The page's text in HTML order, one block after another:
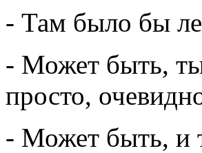
- Там было бы
- Может быть,
просто,
- Может быть, и